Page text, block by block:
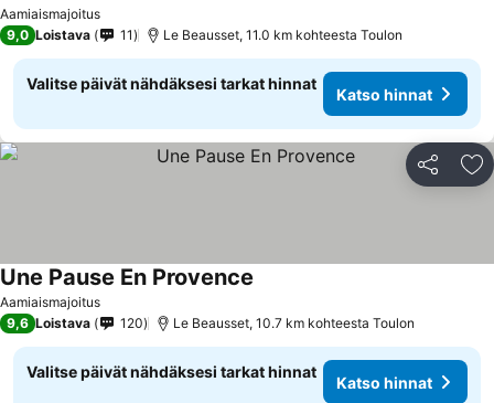
Aamiaismajoitus
9,0 Loistava 11 Le Beausset, 11.0 km kohteesta Toulon
Valitse päivät nähdäksesi tarkat hinnat
Katso hinnat
Jaa
Aamiaismajoitus
Une Pause En Provence
9,6 Loistava 120 Le Beausset, 10.7 km kohteesta Toulon
Valitse päivät nähdäksesi tarkat hinnat
Katso hinnat